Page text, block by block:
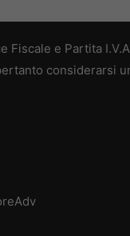
Fiscale e Partita
considerarsi